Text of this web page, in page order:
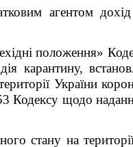
агентом дохід
положення»
карантину,
України
53 Кодексу щодо
стану на